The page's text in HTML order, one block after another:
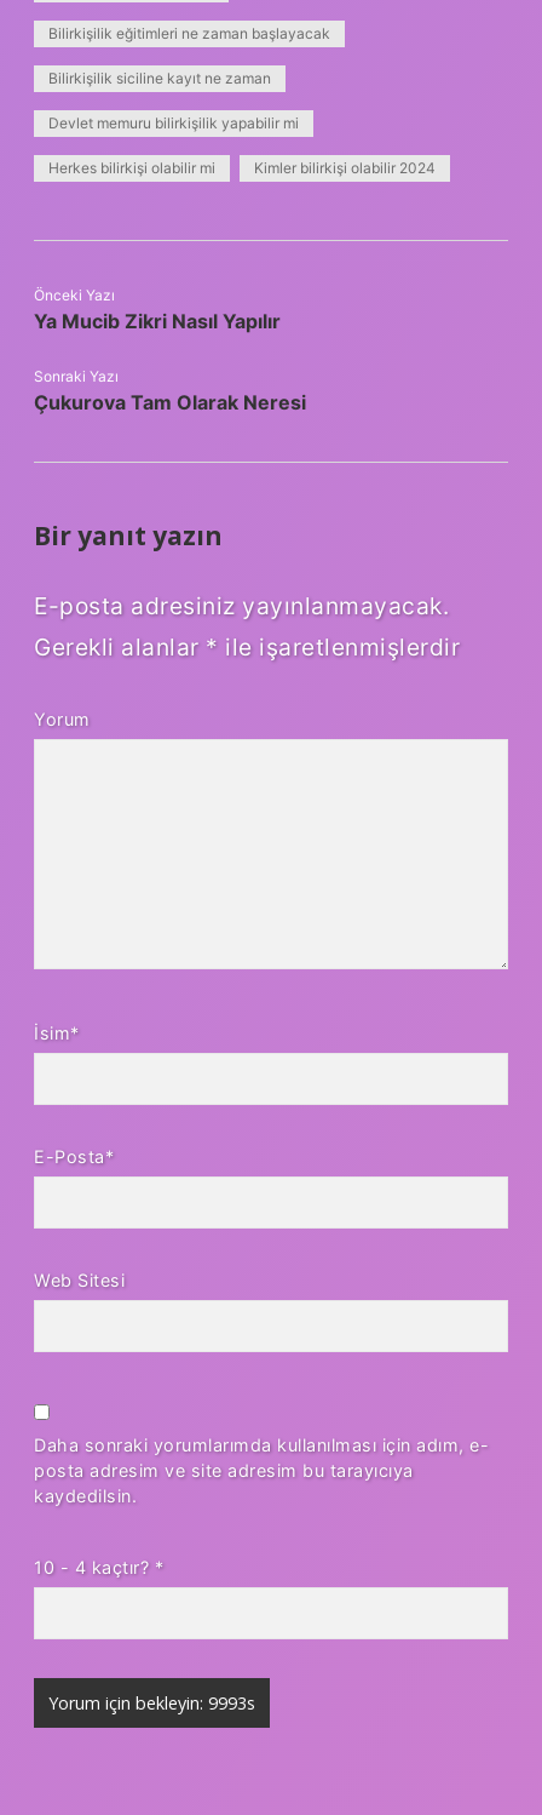
Bilirkişilik eğitimleri ne zaman başlayacak
Bilirkişilik siciline kayıt ne zaman
Devlet memuru bilirkişilik yapabilir mi
Herkes bilirkişi olabilir mi Kimler bilirkişi olabilir 2024
Önceki Yazı
Ya Mucib Zikri Nasıl Yapılır
Sonraki Yazı
Çukurova Tam Olarak Neresi
Bir yanıt yazın
E-posta adresiniz yayınlanmayacak.
Gerekli alanlar * ile işaretlenmişlerdir
Yorum
İsim*
E-Posta*
Web Sitesi
Daha sonraki yorumlarımda kullanılması için adım, e-
posta adresim ve site adresim bu tarayıcıya
kaydedilsin.
10 - 4 kaçtır? *